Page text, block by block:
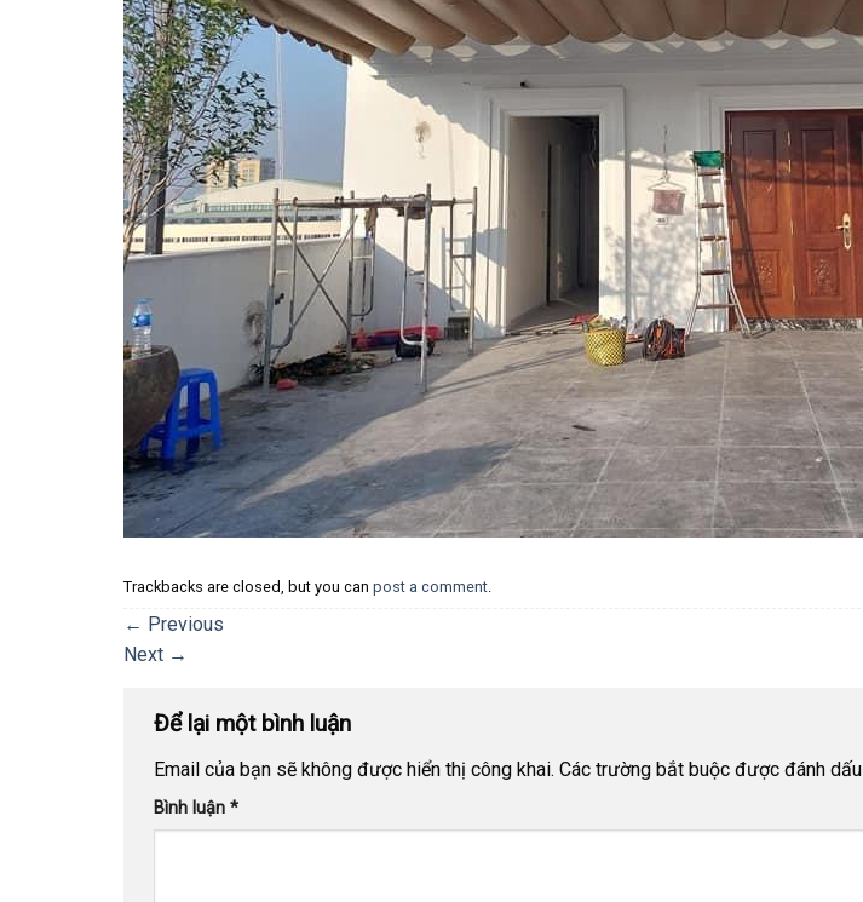
Trackbacks are closed, but you can post a comment
← Previous
Next →
Để lại một bình luận
Email của bạn sẽ không được hiển thị công khai. Các trường bắt buộc được đánh dấu
Bình luận *